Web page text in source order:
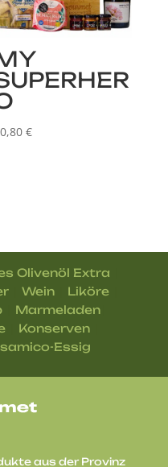
€
Olivenöl Extra
|Wein Liköre
| Marmeladen|
| Konserven|
Essig
aus der Provinz